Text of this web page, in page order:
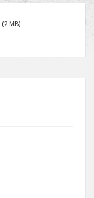
(2 MB)